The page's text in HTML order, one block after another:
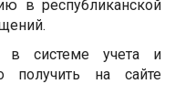
в республиканской
в системе учета и
получить на сайте